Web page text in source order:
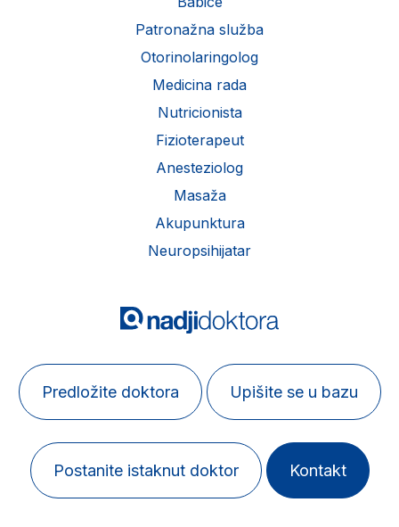
Patronažna služba
Otorinolaringolog
Medicina rada
Nutricionista
Fizioterapeut
Anesteziolog
Masaža
Akupunktura
Neuropsihijatar
Predložite doktora Upišite se u bazu
Postanite istaknut doktor Kontakt